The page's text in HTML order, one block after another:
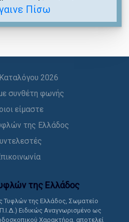
Πίσω
2026
συνθέτη φωνής
είμαστε
της Ελλάδος
της Ελλάδoς
Τυφλών της Ελλάδος, Σωματείο
Ειδικώς Αναγνωρισμένο ως
Χαρακτήρα, αποτελεί